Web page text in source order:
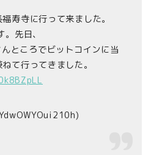
寿寺に行って来ました。
先日、
ころでビットコインに当
て行ってきました。